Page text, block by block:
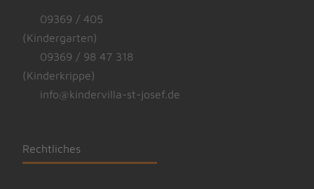
09369 / 405
(Kindergarten)
09369 / 98 47 318
(Kinderkrippe)
info@kindervilla-st-josef.de
Rechtliches